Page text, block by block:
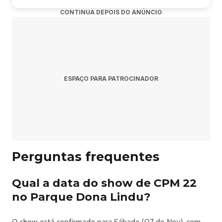
CONTINUA DEPOIS DO ANÚNCIO
ESPAÇO PARA PATROCINADOR
Perguntas frequentes
Qual a data do show de CPM 22
no Parque Dona Lindu?